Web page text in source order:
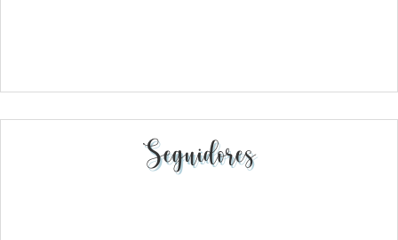
Seguidores